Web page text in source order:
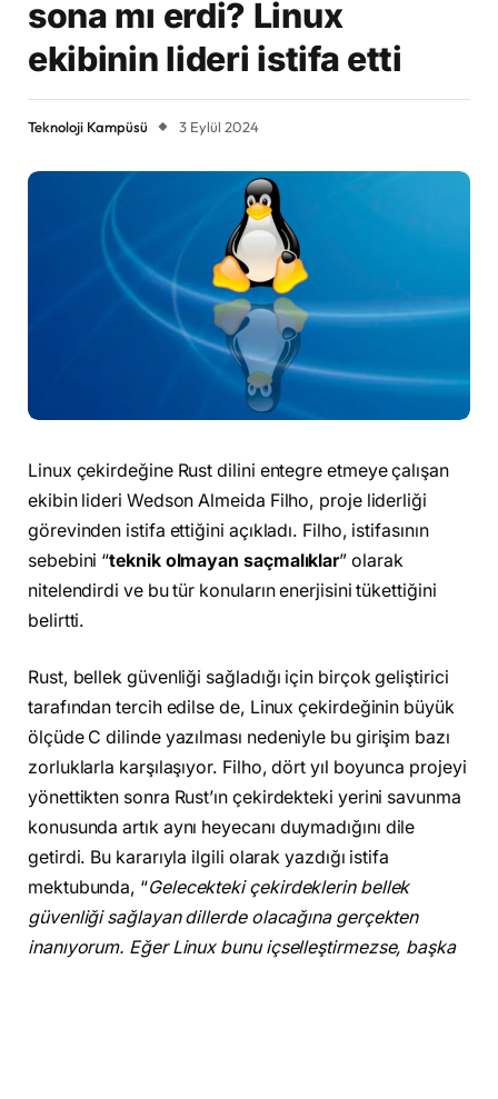
sona mı erdi? Linux
ekibinin lideri istifa etti
Teknoloji Kampüsü 3 Eylül 2024
Linux çekirdeğine Rust dilini entegre etmeye çalışan
ekibin lideri Wedson Almeida Filho, proje liderliği
görevinden istifa ettiğini açıkladı. Filho, istifasının
sebebini “teknik olmayan saçmalıklar” olarak
nitelendirdi ve bu tür konuların enerjisini tükettiğini
belirtti.
Rust, bellek güvenliği sağladığı için birçok geliştirici
tarafından tercih edilse de, Linux çekirdeğinin büyük
ölçüde C dilinde yazılması nedeniyle bu girişim bazı
zorluklarla karşılaşıyor. Filho, dört yıl boyunca projeyi
yönettikten sonra Rust’ın çekirdekteki yerini savunma
konusunda artık aynı heyecanı duymadığını dile
getirdi. Bu kararıyla ilgili olarak yazdığı istifa
mektubunda, “Gelecekteki çekirdeklerin bellek
güvenliği sağlayan dillerde olacağına gerçekten
inanıyorum. Eğer Linux bunu içselleştirmezse, başka